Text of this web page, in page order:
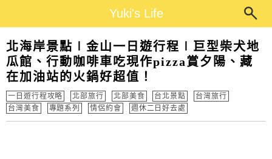
Yuki's Life
北海岸景點∣金山一日遊行程∣巨型柴犬地
瓜館、行動咖啡車吃現作pizza賞夕陽、藏
在加油站的火鍋好超值！
一日遊行程攻略 北部旅行 北部美食 台北景點
台灣旅行
台灣美食
專題系列 情侶約會 週休二日好去處